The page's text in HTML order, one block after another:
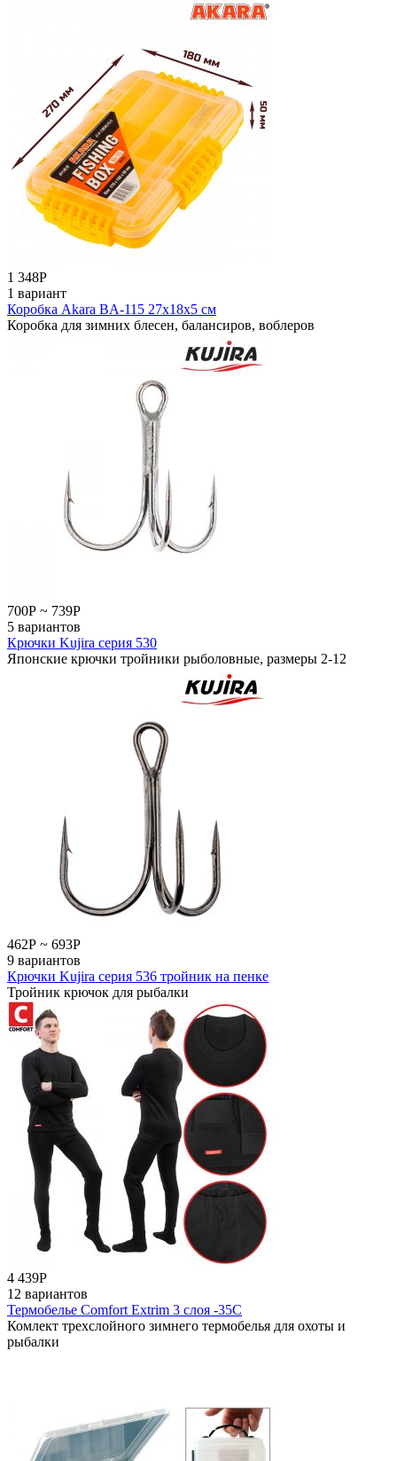
1 348Р
1 вариант
Коробка Akara BA-115 27х18х5 см
Коробка для зимних блесен, балансиров, воблеров
700Р ~ 739Р
5 вариантов
Крючки Kujira серия 530
Японские крючки тройники рыболовные, размеры 2-12
462Р ~ 693Р
9 вариантов
Крючки Kujira серия 536 тройник на пенке
Тройник крючок для рыбалки
4 439Р
12 вариантов
Термобелье Comfort Extrim 3 слоя -35С
Комлект трехслойного зимнего термобелья для охоты и
рыбалки